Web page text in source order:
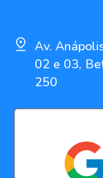
Av.
02 e 03,
250